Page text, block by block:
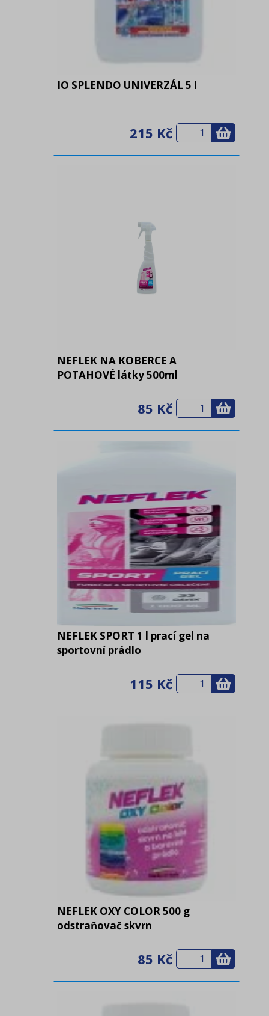
IO SPLENDO UNIVERZÁL 5 l
215 Kč
NEFLEK NA KOBERCE A
POTAHOVÉ látky 500ml
85 Kč
NEFLEK SPORT 1 l prací gel na
sportovní prádlo
115 Kč
NEFLEK OXY COLOR 500 g
odstraňovač skvrn
85 Kč